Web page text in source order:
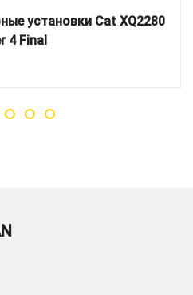
установки Cat XQ2280
4 Final